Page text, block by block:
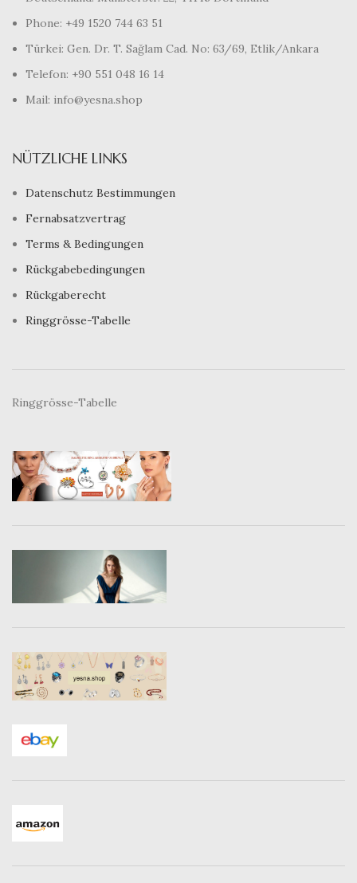
Phone: +49 1520 744 63 51
Türkei: Gen. Dr. T. Sağlam Cad. No: 63/69, Etlik/Ankara
Telefon: +90 551 048 16 14
Mail: info@yesna.shop
NÜTZLICHE LINKS
Datenschutz Bestimmungen
Fernabsatzvertrag
Terms & Bedingungen
Rückgabebedingungen
Rückgaberecht
Ringgrösse-Tabelle
Ringgrösse-Tabelle